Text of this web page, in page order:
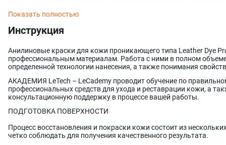
с легкостью получить любой оттенок цвета нужный для вашего
изделия из кожи или восстановлению старого.
гарантирует не только эффективное применение, но и вашу
нанесением состава рекомендуется протестировать его на
позволит убедиться в отсутствии нежелательных реакций и
вашем комфорте и безопасности, поэтому настоятельно
важные рекомендации.
Показать полностью
Инструкция
Анилиновые краски для кожи проникающего типа Leather Dye
профессиональным материалам. Работа с ними в полном
определенной технологии нанесения, а также понимания
АКАДЕМИЯ LeTech – LeCademy проводит обучение по
профессиональных средств для ухода и реставрации кожи, а
консультационную поддержку в процессе вашей работы.
ПОДГОТОВКА ПОВЕРХНОСТИ
Процесс восстановления и покраски кожи состоит из
четко соблюдать для получения качественного результата.